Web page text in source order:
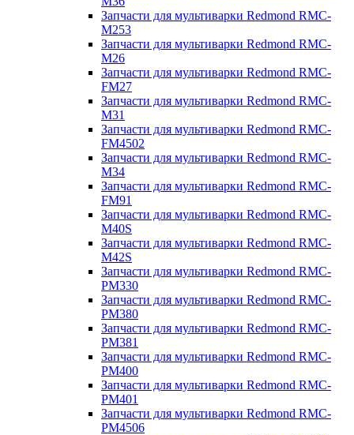
Запчасти для мультиварки Redmond RMC-
M253
Запчасти для мультиварки Redmond RMC-
M26
Запчасти для мультиварки Redmond RMC-
FM27
Запчасти для мультиварки Redmond RMC-
M31
Запчасти для мультиварки Redmond RMC-
FM4502
Запчасти для мультиварки Redmond RMC-
M34
Запчасти для мультиварки Redmond RMC-
FM91
Запчасти для мультиварки Redmond RMC-
M40S
Запчасти для мультиварки Redmond RMC-
M42S
Запчасти для мультиварки Redmond RMC-
PM330
Запчасти для мультиварки Redmond RMC-
PM380
Запчасти для мультиварки Redmond RMC-
PM381
Запчасти для мультиварки Redmond RMC-
PM400
Запчасти для мультиварки Redmond RMC-
PM401
Запчасти для мультиварки Redmond RMC-
PM4506